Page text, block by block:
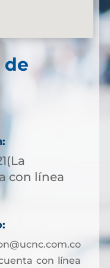
de
con línea
con línea